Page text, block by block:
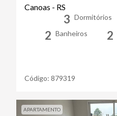
Canoas - RS
3 Dormitórios
2 Banheiros 2
Código: 879319
APARTAMENTO